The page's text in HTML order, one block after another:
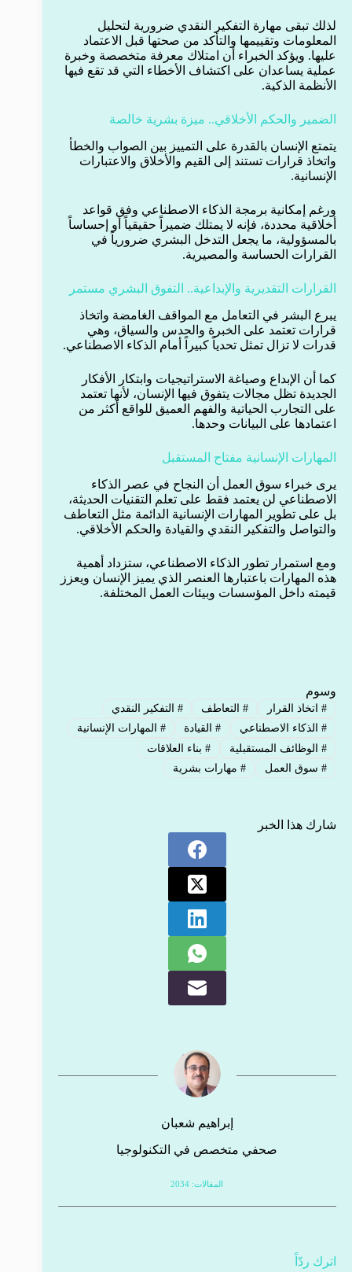
لذلك تبقى مهارة التفكير النقدي ضرورية لتحليل
المعلومات وتقييمها والتأكد من صحتها قبل الاعتماد
عليها. ويؤكد الخبراء أن امتلاك معرفة متخصصة وخبرة
عملية يساعدان على اكتشاف الأخطاء التي قد تقع فيها
الأنظمة الذكية.
الضمير والحكم الأخلاقي.. ميزة بشرية خالصة
يتمتع الإنسان بالقدرة على التمييز بين الصواب والخطأ
واتخاذ قرارات تستند إلى القيم والأخلاق والاعتبارات
الإنسانية.
ورغم إمكانية برمجة الذكاء الاصطناعي وفق قواعد
أخلاقية محددة، فإنه لا يمتلك ضميراً حقيقياً أو إحساساً
بالمسؤولية، ما يجعل التدخل البشري ضرورياً في
القرارات الحساسة والمصيرية.
القرارات التقديرية والإبداعية.. التفوق البشري مستمر
يبرع البشر في التعامل مع المواقف الغامضة واتخاذ
قرارات تعتمد على الخبرة والحدس والسياق، وهي
قدرات لا تزال تمثل تحدياً كبيراً أمام الذكاء الاصطناعي.
كما أن الإبداع وصياغة الاستراتيجيات وابتكار الأفكار
الجديدة تظل مجالات يتفوق فيها الإنسان، لأنها تعتمد
على التجارب الحياتية والفهم العميق للواقع أكثر من
اعتمادها على البيانات وحدها.
المهارات الإنسانية مفتاح المستقبل
يرى خبراء سوق العمل أن النجاح في عصر الذكاء
الاصطناعي لن يعتمد فقط على تعلم التقنيات الحديثة،
بل على تطوير المهارات الإنسانية الدائمة مثل التعاطف
والتواصل والتفكير النقدي والقيادة والحكم الأخلاقي.
ومع استمرار تطور الذكاء الاصطناعي، ستزداد أهمية
هذه المهارات باعتبارها العنصر الذي يميز الإنسان ويعزز
قيمته داخل المؤسسات وبيئات العمل المختلفة.
وسوم
#اتخاذ القرار #التعاطف # التفكير النقدي
#الذكاء الاصطناعي #القيادة # المهارات الإنسانية
#الوظائف المستقبلية #بناء العلاقات
#سوق العمل #مهارات بشرية
شارك هذا الخبر
إبراهيم شعبان
صحفي متخصص في التكنولوجيا
المقالات: 2034
اترك ردّاً